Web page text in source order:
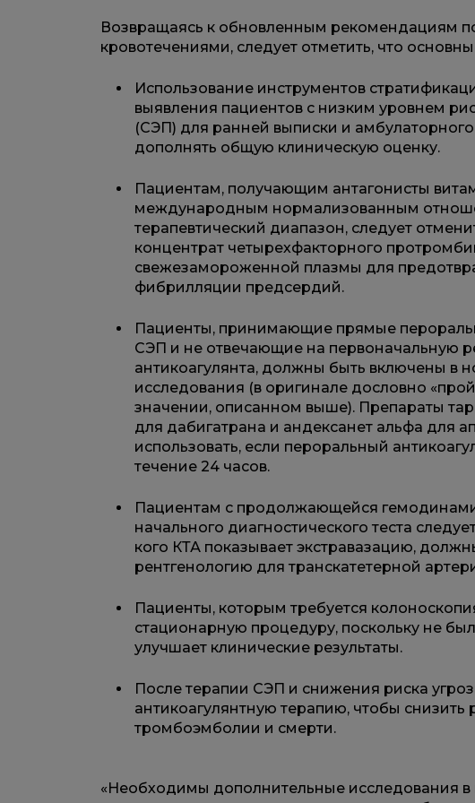
Возвращаясь к обновленным рекомендациям
кровотечениями, следует отметить, что
Использование инструментов
выявления пациентов с низким уровнем
(СЭП) для ранней выписки и
дополнять общую клиническую оценку.
Пациентам, получающим антагонисты
международным нормализованным
терапевтический диапазон, следует
концентрат четырехфакторного
свежезамороженной плазмы для
фибрилляции предсердий.
Пациенты, принимающие прямые
СЭП и не отвечающие на первоначальную
антикоагулянта, должны быть включены в
исследования (в оригинале дословно
значении, описанном выше). Препараты
для дабигатрана и андексанет альфа для
использовать, если пероральный
течение 24 часов.
Пациентам с продолжающейся
начального диагностического теста
кого КТА показывает экстравазацию,
рентгенологию для транскатетерной
Пациенты, которым требуется
стационарную процедуру, поскольку не
улучшает клинические результаты.
После терапии СЭП и снижения риска
антикоагулянтную терапию, чтобы снизить
тромбоэмболии и смерти.
«Необходимы дополнительные исследования в